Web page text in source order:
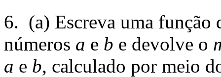
6. (a) Escreva uma função
números a e b e devolve o
a e b, calculado por meio